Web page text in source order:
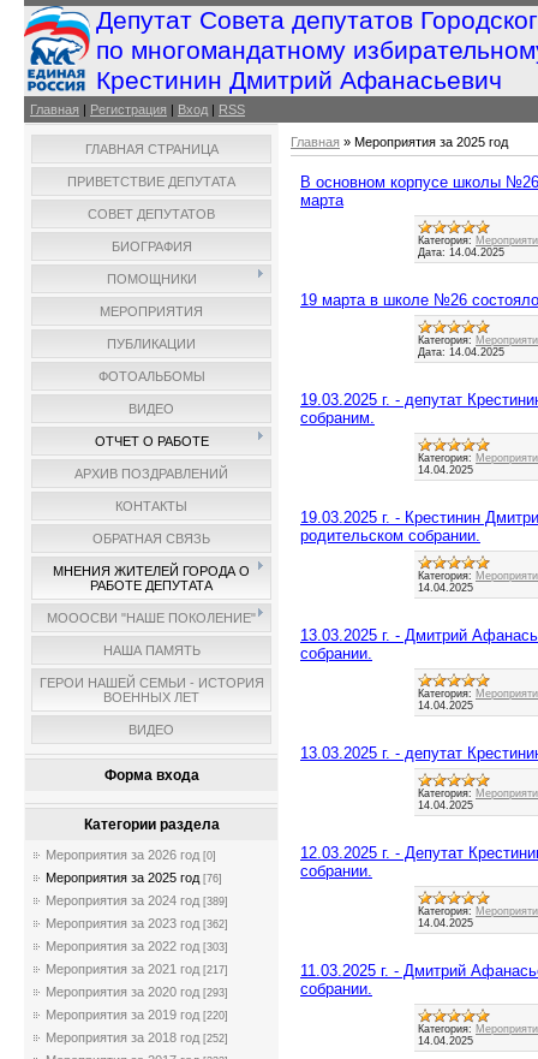
Депутат Совета депутатов
по многомандатному
Крестинин Дмитрий Афанасьевич
Главная | Регистрация | Вход | RSS
ГЛАВНАЯ СТРАНИЦА
ПРИВЕТСТВИЕ ДЕПУТАТА
СОВЕТ ДЕПУТАТОВ
БИОГРАФИЯ
ПОМОЩНИКИ
МЕРОПРИЯТИЯ
ПУБЛИКАЦИИ
ФОТОАЛЬБОМЫ
ВИДЕО
ОТЧЕТ О РАБОТЕ
АРХИВ ПОЗДРАВЛЕНИЙ
КОНТАКТЫ
ОБРАТНАЯ СВЯЗЬ
МНЕНИЯ ЖИТЕЛЕЙ ГОРОДА О
РАБОТЕ ДЕПУТАТА
МОООСВИ "НАШЕ ПОКОЛЕНИЕ"
НАША ПАМЯТЬ
ГЕРОИ НАШЕЙ СЕМЬИ - ИСТОРИЯ
ВОЕННЫХ ЛЕТ
ВИДЕО
Форма входа
Категории раздела
Мероприятия за 2026 год [0]
Мероприятия за 2025 год [76]
Мероприятия за 2024 год [389]
Мероприятия за 2023 год [362]
Мероприятия за 2022 год [303]
Мероприятия за 2021 год [217]
Мероприятия за 2020 год [293]
Мероприятия за 2019 год [220]
Мероприятия за 2018 год [252]
Главная » Мероприятия за 2025 год
В основном корпусе школы №26
марта
Категория:
Дата: 14.04.2025
19 марта в школе №26
Категория:
Дата: 14.04.2025
19.03.2025 г. - депутат
собраним.
Категория:
14.04.2025
19.03.2025 г. - Крестинин
родительском собрании.
Категория:
14.04.2025
13.03.2025 г. - Дмитрий
собрании.
Категория:
14.04.2025
13.03.2025 г. - депутат
Категория:
14.04.2025
12.03.2025 г. - Депутат
собрании.
Категория:
14.04.2025
11.03.2025 г. - Дмитрий
собрании.
Категория:
14.04.2025